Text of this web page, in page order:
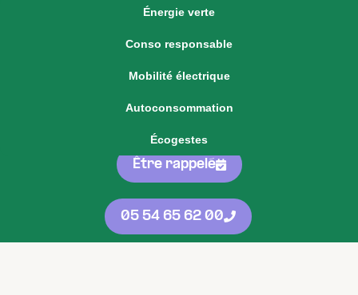
Énergie verte
Conso responsable
Mobilité électrique
Autoconsommation
Écogestes
Voir notre offre d'énergie fixe
05 54 65 62 00
Être rappelé
05 54 65 62 00